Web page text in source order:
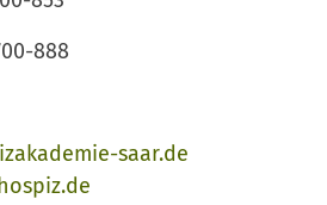
888
saar.de